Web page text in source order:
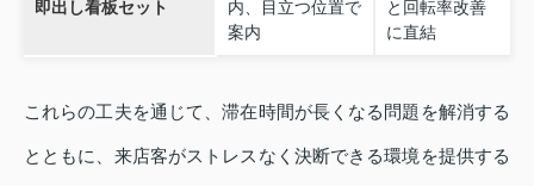
即出し看板セット
内、目立つ位置で
案内
と回転率改善
に直結
これらの工夫を通じて、滞在時間が長くなる問題を解消する
とともに、来店客がストレスなく決断できる環境を提供する